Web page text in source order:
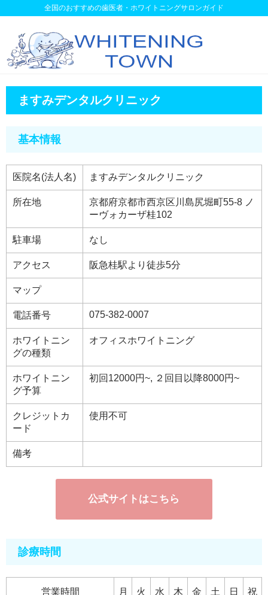
全国のおすすめの歯医者・ホワイトニングサロンガイド
ますみデンタルクリニック
基本情報
医院名(法人名) ますみデンタルクリニック
所在地
京都府京都市西京区川島尻堀町55-8 ノ
ーヴォカーザ桂102
駐車場 なし
アクセス 阪急桂駅より徒歩5分
マップ
電話番号 075-382-0007
ホワイトニン
グの種類
オフィスホワイトニング
ホワイトニン
グ予算
初回12000円~, ２回目以降8000円~
クレジットカ
ード
使用不可
備考
公式サイトはこちら
診療時間
営業時間 月 火 水 木 金 土 日 祝